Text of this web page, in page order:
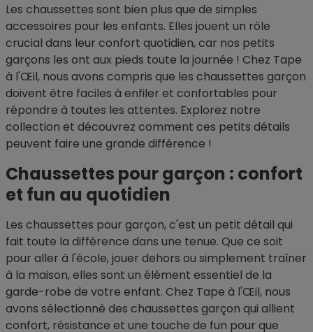
Les chaussettes sont bien plus que de simples
accessoires pour les enfants. Elles jouent un rôle
crucial dans leur confort quotidien, car nos petits
garçons les ont aux pieds toute la journée ! Chez Tape
à l'Œil, nous avons compris que les chaussettes garçon
doivent être faciles à enfiler et confortables pour
répondre à toutes les attentes. Explorez notre
collection et découvrez comment ces petits détails
peuvent faire une grande différence !
Chaussettes pour garçon : confort
et fun au quotidien
Les chaussettes pour garçon, c'est un petit détail qui
fait toute la différence dans une tenue. Que ce soit
pour aller à l'école, jouer dehors ou simplement traîner
à la maison, elles sont un élément essentiel de la
garde-robe de votre enfant. Chez Tape à l'Œil, nous
avons sélectionné des chaussettes garçon qui allient
confort, résistance et une touche de fun pour que